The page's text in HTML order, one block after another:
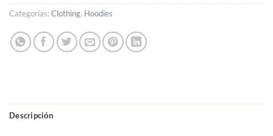
Categorías:Clothing, Hoodies
Descripción